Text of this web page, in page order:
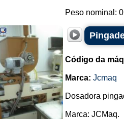
Peso nominal:
Código da
Marca: Jcmaq
Dosadora
Marca: JCMaq.